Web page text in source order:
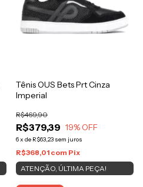
Tênis OUS Bets Prt Cinza
Imperial
R$379,39
R$469,90
19% OFF
6x de R$63,23 sem juros
R$368,01 com Pix
ATENÇÃO, ÚLTIMA PEÇA!